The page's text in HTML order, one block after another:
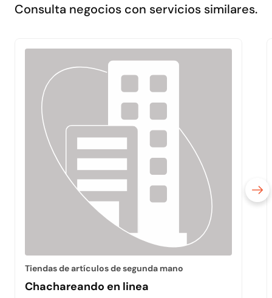
Consulta negocios con servicios similares.
Tiendas de artículos de segunda mano
Chachareando en linea